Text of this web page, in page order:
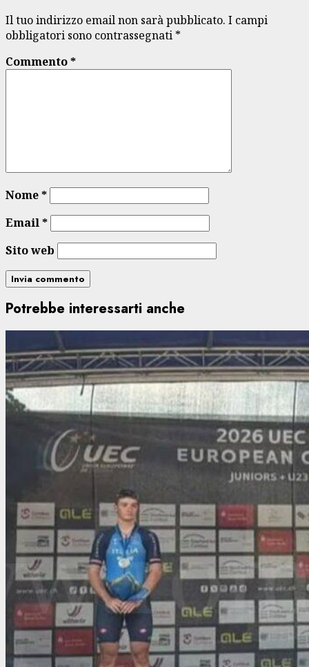
Il tuo indirizzo email non sarà pubblicato. I campi
obbligatori sono contrassegnati *
Commento*
Nome*
Email*
Sito web
Potrebbe interessarti anche